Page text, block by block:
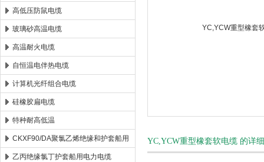
高低压防鼠电缆
玻璃砂高温电缆
高温耐火电缆
自恒温电伴热电缆
计算机光纤组合电缆
硅橡胶扁电缆
特种耐高低温
CKXF90/DA聚氯乙烯绝缘和护套船用
控制电缆
乙丙绝缘氯丁护套船用电力电缆
YC,YCW重型橡套软电缆 的详